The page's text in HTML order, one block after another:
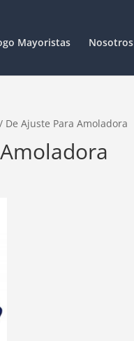
Mayoristas Nosotros
/ De Ajuste Para Amoladora